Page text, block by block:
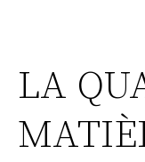
LA